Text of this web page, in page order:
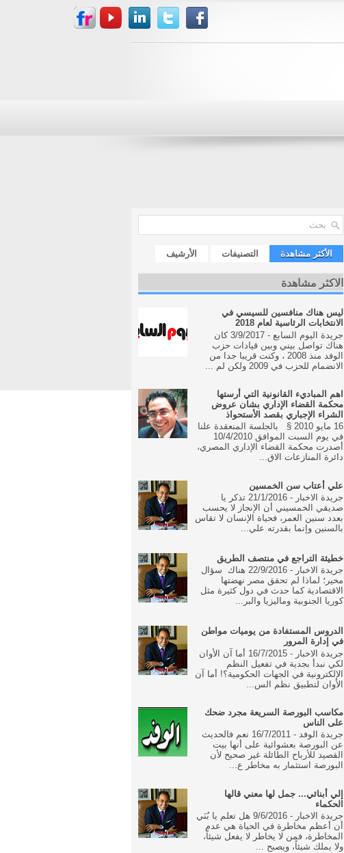
الأكثر مشاهدة التصنيفات الأرشيف
الاكثر مشاهدة
ليس هناك منافسين للسيسي في
الانتخابات الرئاسية لعام 2018
جريدة اليوم السابع - 3/9/2017 كان
هناك تواصل بيني وبين قيادات حزب
الوفد منذ 2008 ، وكنت قريبا جدا من
الانضمام للحزب في 2009 ولكن لم ...
اهم المباديء القانونية التي أرستها
محكمة القضاء الإداري بشان عروض
الشراء الإجباري بقصد الأستحواذ
16 مايو 2010 § بالجلسة المنعقدة علنا
في يوم السبت الموافق 10/4/2010
أصدرت محكمة القضاء الإداري المصري،
دائرة المنازعات الاق...
علي أعتاب سن الخمسين
جريدة الاخبار - 21/1/2016 تذكر يا
صديقي الخمسيني أن الإنجاز لا يحسب
بعدد سنين العمر، فحياة الإنسان لا تقاس
بالسنين وإنما بقدرته علي...
خطيئة التراجع في منتصف الطريق
جريدة الاخبار - 22/9/2016 هناك سؤال
محير؛ لماذا لم تحقق مصر نهضتها
الاقتصادية كما حدث في دول كثيرة مثل
كوريا الجنوبية وماليزيا والبر...
الدروس المستفادة من يوميات مواطن
في إدارة المرور
جريدة الاخبار - 16/7/2015 أما آن الأوان
لكي نبدأ بجدية في تفعيل النظم
الإلكترونية في الجهات الحكومية؟! أما آن
الأوان لتطبيق نظم الس...
مكاسب البورصة السريعة مجرد ضحك
على الناس
جريدة الوفد - 16/7/2011 نعم فالحديث
عن البورصة بعشوائية على أنها بيت
القصيد للأرباح الطائلة غير صحيح لأن
البورصة استثمار به مخاطر ع...
إلي أبنائي... جمل لها معني قالها
الحكماء
جريدة الاخبار - 9/6/2016 هل تعلم يا بُنَي
أن أعظم مخاطرة في الحياة هي عدم
المخاطرة، فمن لا يخاطر لا يفعل شيئاً،
ولا يملك شيئاً، ويصبح ...